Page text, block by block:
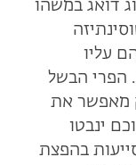
דואג במשהו
עליו
הפרי הבשל
מאפשר את
ינבטו
בהפצת